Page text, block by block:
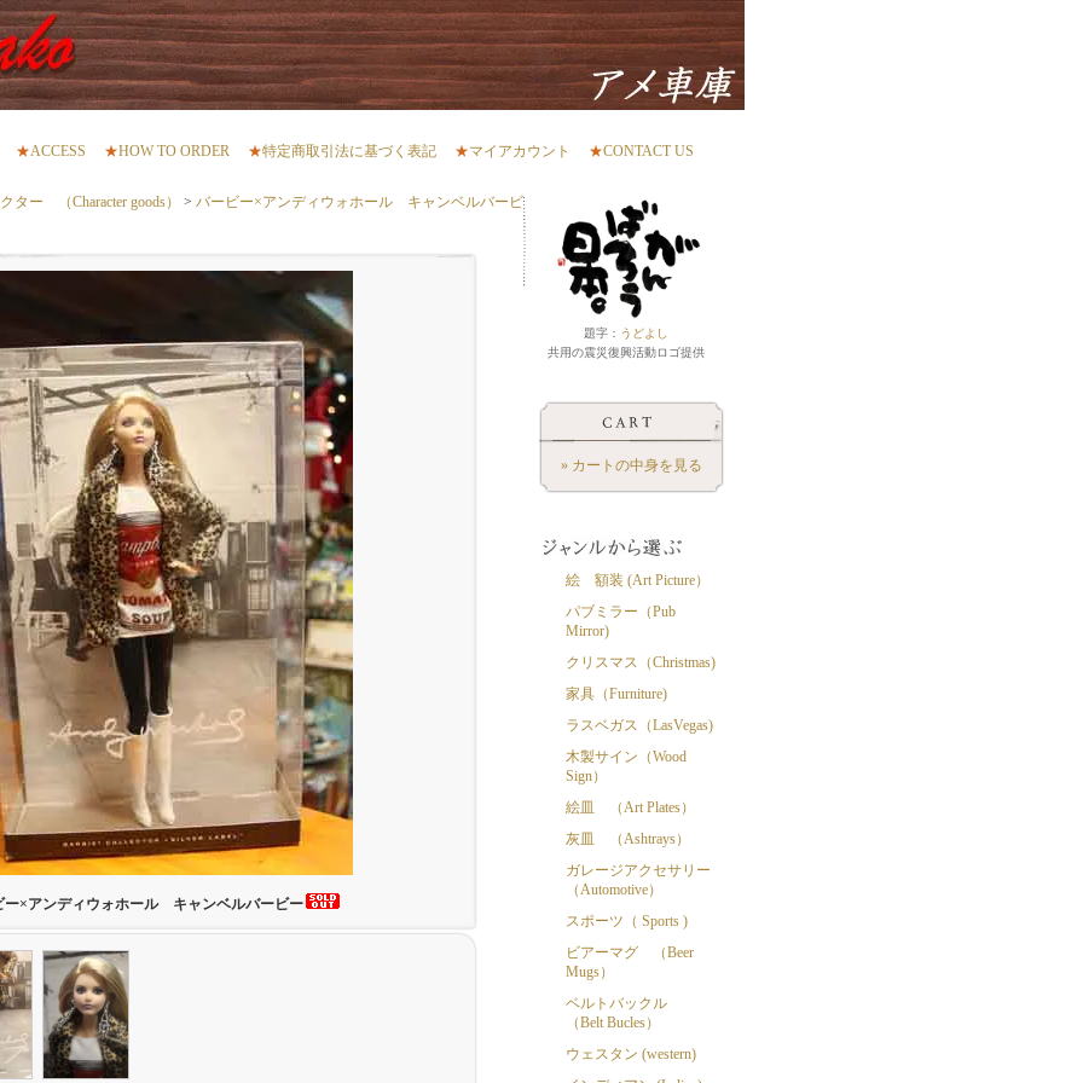
★ACCESS ★HOW TO ORDER ★特定商取引法に基づく表記 ★マイアカウント ★CONTACT US
ター （Character goods） > バービー×アンディウォホール キャンベルバービ
ー×アンディウォホール キャンベルバービー
題字： うどよし
共用の震災復興活動ロゴ提供
» カートの中身を見る
絵 額装 (Art Picture）
パブミラー（Pub
Mirror)
クリスマス（Christmas)
家具（Furniture)
ラスベガス（LasVegas)
木製サイン（Wood
Sign）
絵皿 （Art Plates）
灰皿 （Ashtrays）
ガレージアクセサリー
（Automotive）
スポーツ（ Sports )
ビアーマグ （Beer
Mugs）
ベルトバックル
（Belt Bucles）
ウェスタン (western)